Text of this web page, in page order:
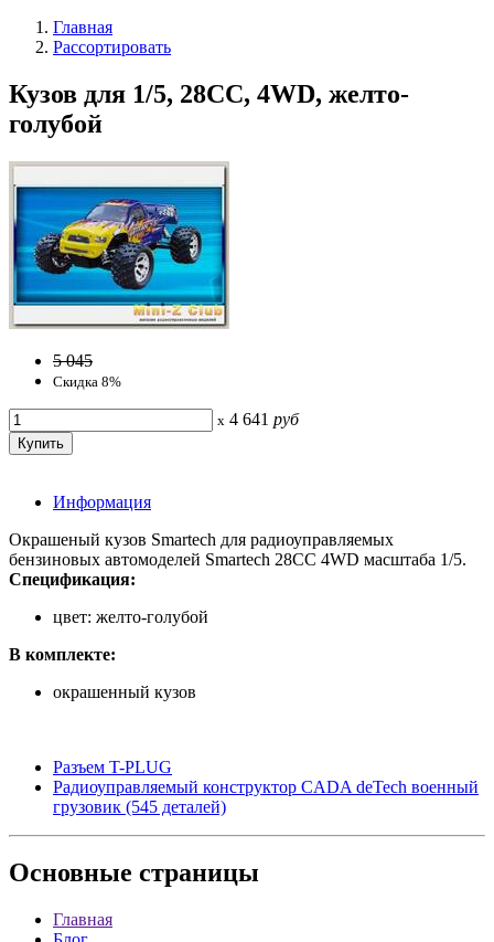
Главная
Рассортировать
Кузов для 1/5, 28СС, 4WD, желто-
голубой
5 045
Скидка 8%
x 4 641 руб
Информация
Окрашеный кузов Smartech для радиоуправляемых
бензиновых автомоделей Smartech 28СС 4WD масштаба 1/5.
Спецификация:
цвет: желто-голубой
В комплекте:
окрашенный кузов
Разъем T-PLUG
Радиоуправляемый конструктор CADA deTech военный
грузовик (545 деталей)
Основные страницы
Главная